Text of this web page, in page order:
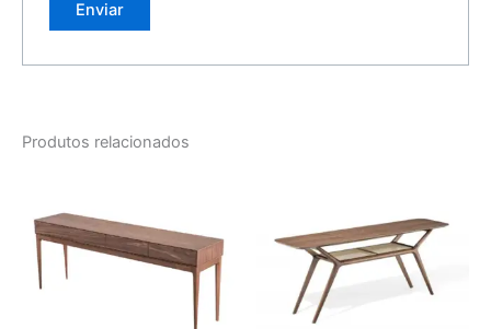
Produtos relacionados